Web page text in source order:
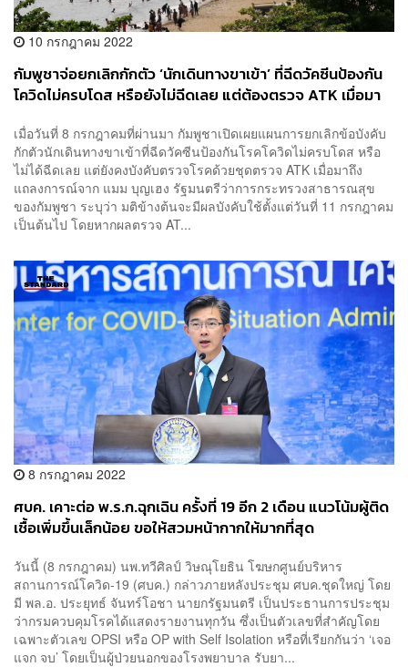
10 กรกฎาคม 2022
กัมพูชาจ่อยกเลิกกักตัว ‘นักเดินทางขาเข้า’ ที่ฉีดวัคซีนป้องกัน
โควิดไม่ครบโดส หรือยังไม่ฉีดเลย แต่ต้องตรวจ ATK เมื่อมา
เมื่อวันที่ 8 กรกฎาคมที่ผ่านมา กัมพูชาเปิดเผยแผนการยกเลิกข้อบังคับ
กักตัวนักเดินทางขาเข้าที่ฉีดวัคซีนป้องกันโรคโควิดไม่ครบโดส หรือ
ไม่ได้ฉีดเลย แต่ยังคงบังคับตรวจโรคด้วยชุดตรวจ ATK เมื่อมาถึง
แถลงการณ์จาก แมม บุญเฮง รัฐมนตรีว่าการกระทรวงสาธารณสุข
ของกัมพูชา ระบุว่า มติข้างต้นจะมีผลบังคับใช้ตั้งแต่วันที่ 11 กรกฎาคม
เป็นต้นไป โดยหากผลตรวจ AT...
8 กรกฎาคม 2022
ศบค. เคาะต่อ พ.ร.ก.ฉุกเฉิน ครั้งที่ 19 อีก 2 เดือน แนวโน้มผู้ติด
เชื้อเพิ่มขึ้นเล็กน้อย ขอให้สวมหน้ากากให้มากที่สุด
วันนี้ (8 กรกฎาคม) นพ.ทวีศิลป์ วิษณุโยธิน โฆษกศูนย์บริหาร
สถานการณ์โควิด-19 (ศบค.) กล่าวภายหลังประชุม ศบค.ชุดใหญ่ โดย
มี พล.อ. ประยุทธ์ จันทร์โอชา นายกรัฐมนตรี เป็นประธานการประชุม
ว่ากรมควบคุมโรคได้แสดงรายงานทุกวัน ซึ่งเป็นตัวเลขที่สำคัญโดย
เฉพาะตัวเลข OPSI หรือ OP with Self Isolation หรือที่เรียกกันว่า ‘เจอ
แจก จบ’ โดยเป็นผู้ป่วยนอกของโรงพยาบาล รับยา...